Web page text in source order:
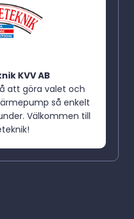
KVV AB
att göra valet och
så enkelt
Välkommen till